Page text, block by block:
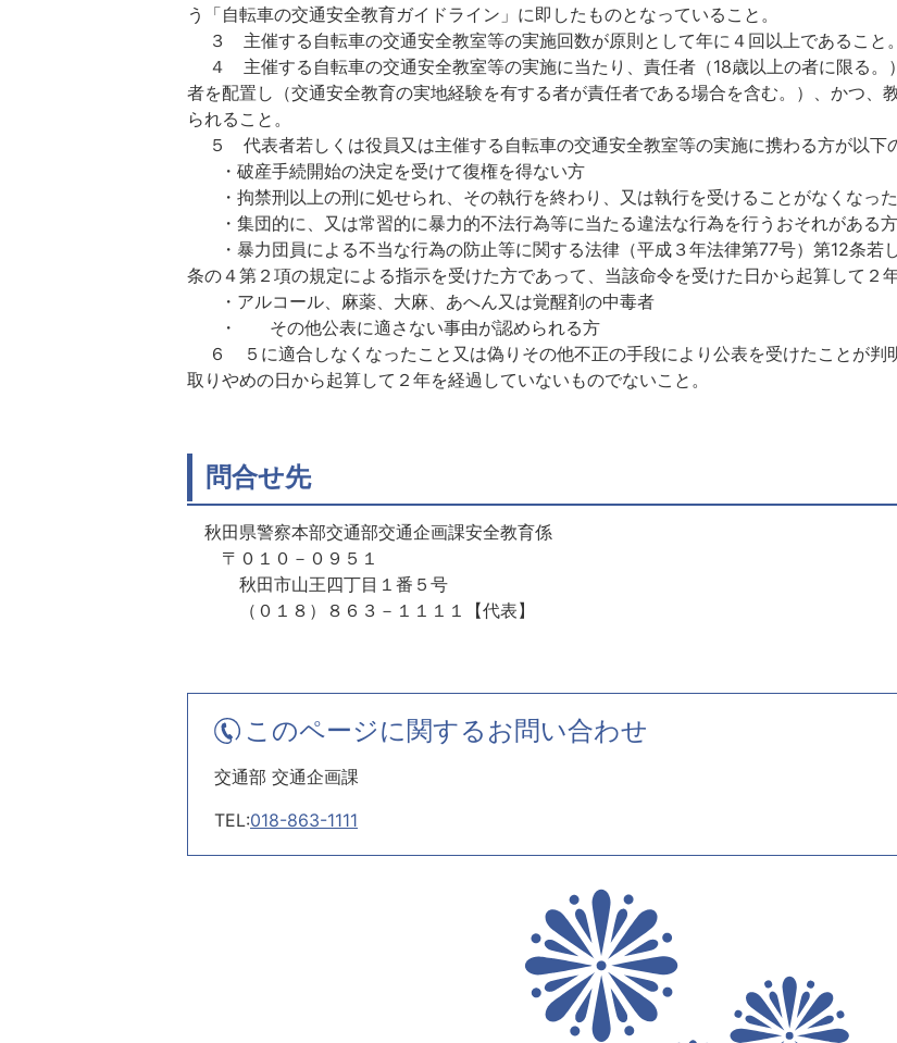
う「自転車の交通安全教育ガイドライン」に即したものとなっていること。
３ 主催する自転車の交通安全教室等の実施回数が原則として年に４回以上であること。
４ 主催する自転車の交通安全教室等の実施に当たり、責任者（18歳以上の者に限る。
者を配置し（交通安全教育の実地経験を有する者が責任者である場合を含む。）、かつ、
られること。
５ 代表者若しくは役員又は主催する自転車の交通安全教室等の実施に携わる方が以下
・破産手続開始の決定を受けて復権を得ない方
・拘禁刑以上の刑に処せられ、その執行を終わり、又は執行を受けることがなくなっ
・集団的に、又は常習的に暴力的不法行為等に当たる違法な行為を行うおそれがある方
・暴力団員による不当な行為の防止等に関する法律（平成３年法律第77号）第12条若
条の４第２項の規定による指示を受けた方であって、当該命令を受けた日から起算して２
・アルコール、麻薬、大麻、あへん又は覚醒剤の中毒者
・ その他公表に適さない事由が認められる方
６ ５に適合しなくなったこと又は偽りその他不正の手段により公表を受けたことが判
取りやめの日から起算して２年を経過していないものでないこと。
問合せ先
秋田県警察本部交通部交通企画課安全教育係
〒０１０－０９５１
秋田市山王四丁目１番５号
（０１８）８６３－１１１１【代表】
このページに関するお問い合わせ
交通部 交通企画課
TEL:018-863-1111